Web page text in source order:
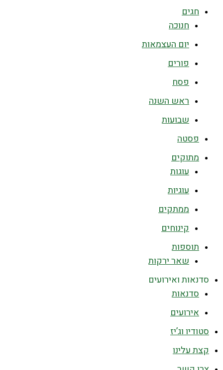
חגים
חנוכה
יום העצמאות
פורים
פסח
ראש השנה
שבועות
פסטה
מתוקים
עוגות
עוגיות
ממתקים
קינוחים
תוספות
שאר ירקות
סדנאות ואירועים
סדנאות
אירועים
סטודיו וג’יז
קצת עלינו